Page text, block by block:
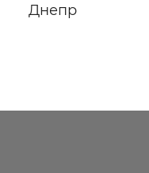
Днепр